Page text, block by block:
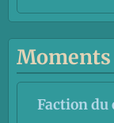
Faction du